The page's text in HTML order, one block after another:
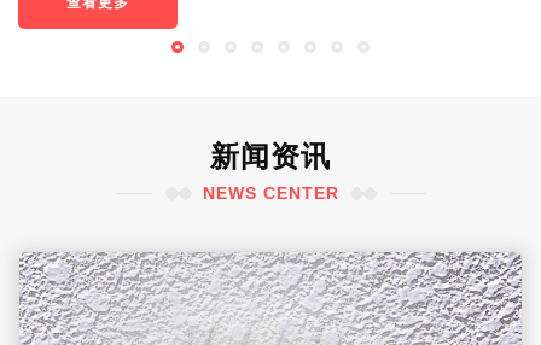
新闻资讯
NEWS CENTER